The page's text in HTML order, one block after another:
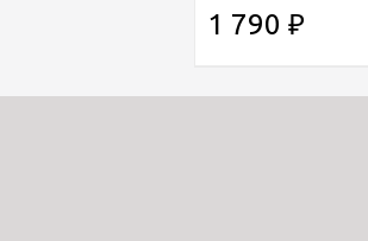
алюминий, цвет
1 790 ₽